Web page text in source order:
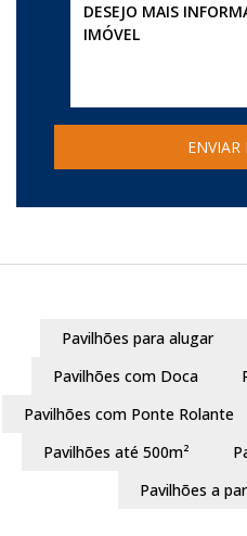
Pavilhões para alugar
Pavilhões com Doca
Pavilhões com Ponte Rolante
Pavilhões até 500m²
Pavilhões a